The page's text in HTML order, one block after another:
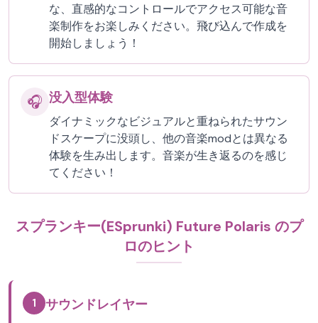
な、直感的なコントロールでアクセス可能な音
楽制作をお楽しみください。飛び込んで作成を
開始しましょう！
🎧 没入型体験
ダイナミックなビジュアルと重ねられたサウン
ドスケープに没頭し、他の音楽modとは異なる
体験を生み出します。音楽が生き返るのを感じ
てください！
スプランキー(ESprunki) Future Polaris のプ
ロのヒント
1 サウンドレイヤー